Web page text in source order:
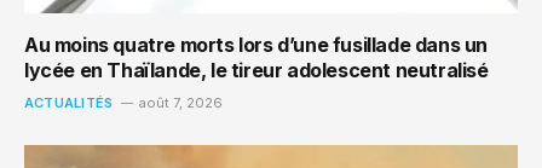
Au moins quatre morts lors d’une fusillade dans un
lycée en Thaïlande, le tireur adolescent neutralisé
ACTUALITÉS août 7, 2026